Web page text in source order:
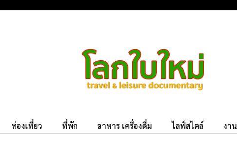
ท่องเที่ยว ที่พัก อาหาร เครื่องดื่ม ไลฟ์สไตล์ งา